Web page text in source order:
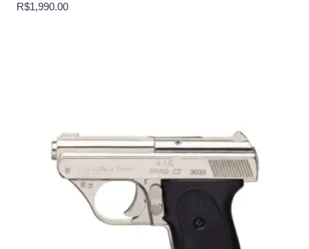
R$1,990.00